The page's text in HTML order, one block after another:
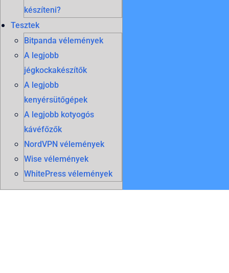
készíteni?
Tesztek
Bitpanda vélemények
A legjobb
jégkockakészítők
A legjobb
kenyérsütőgépek
A legjobb kotyogós
kávéfőzők
NordVPN vélemények
Wise vélemények
WhitePress vélemények